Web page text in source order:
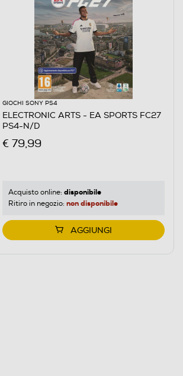
GIOCHI SONY PS4
ELECTRONIC ARTS - EA SPORTS FC27
PS4-N/D
€ 79,99
Acquisto online: disponibile
Ritiro in negozio: non disponibile
AGGIUNGI